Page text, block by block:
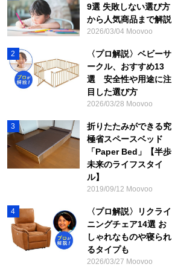
9選 失敗しない選び方
から人気商品まで解説
2026/03/04 Moovoo
2
〈プロ解説〉ベビーサ
ークル、おすすめ13
選 安全性や用途に注
目した選び方
2026/03/28 Moovoo
3
折りたたみができる究
極省スペースベッド
「Paper Bed」【半歩
未来のライフスタイ
ル】
2019/09/12 Moovoo
4
〈プロ解説〉リクライ
ニングチェア14選 お
しゃれなものや寝られ
るタイプも
2026/03/27 Moovoo